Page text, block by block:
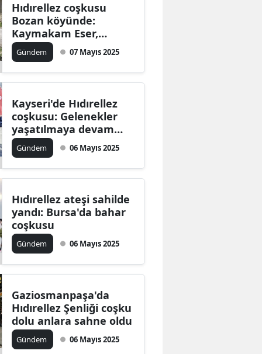
Hıdırellez coşkusu
Bozan köyünde:
Kaymakam Eser,
toplumsal
dayanışmaya dikkat
çekti
Gündem 07 Mayıs 2025
Kayseri'de Hıdırellez
coşkusu: Gelenekler
yaşatılmaya devam
ediyor
Gündem 06 Mayıs 2025
Hıdırellez ateşi sahilde
yandı: Bursa'da bahar
coşkusu
Gündem 06 Mayıs 2025
Gaziosmanpaşa'da
Hıdırellez Şenliği coşku
dolu anlara sahne oldu
Gündem 06 Mayıs 2025